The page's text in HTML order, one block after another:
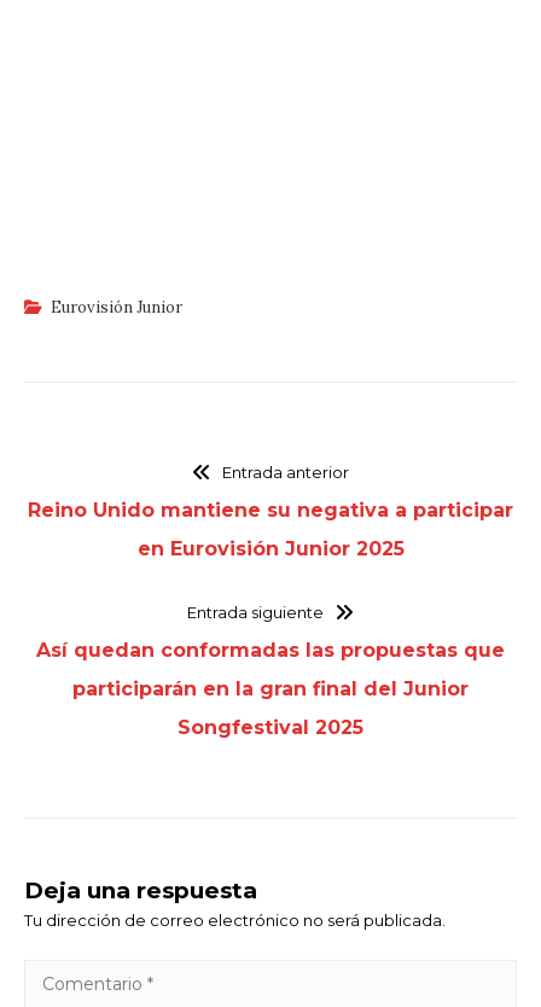
Eurovisión Junior
Entrada anterior
Reino Unido mantiene su negativa a participar
en Eurovisión Junior 2025
Entrada siguiente
Así quedan conformadas las propuestas que
participarán en la gran final del Junior
Songfestival 2025
Deja una respuesta
Tu dirección de correo electrónico no será publicada.